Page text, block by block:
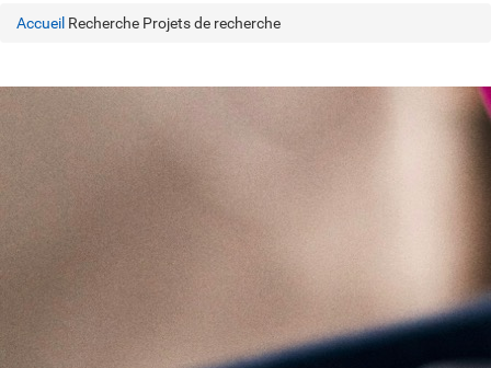
Accueil Recherche Projets de recherche